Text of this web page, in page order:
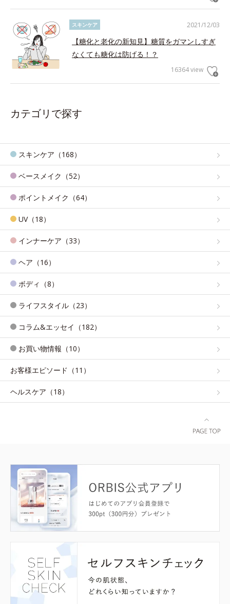
2021/12/03
スキンケア
【糖化と老化の新知見】糖質をガマンしすぎ
なくても糖化は防げる！？
16364 view
カテゴリで探す
スキンケア（168）
ベースメイク（52）
ポイントメイク（64）
UV（18）
インナーケア（33）
ヘア（16）
ボディ（8）
ライフスタイル（23）
コラム&エッセイ（182）
お買い物情報（10）
お客様エピソード（11）
ヘルスケア（18）